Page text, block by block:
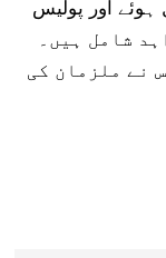
میں داخل ہوئے اور پولیس
زاہد شامل ہیں۔
نے ملزمان کی